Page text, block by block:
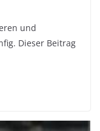
und
Dieser Beitrag